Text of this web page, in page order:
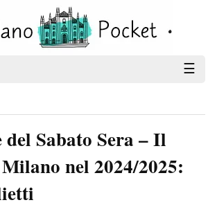
☰
Sabato Sera – Il
nel 2024/2025: